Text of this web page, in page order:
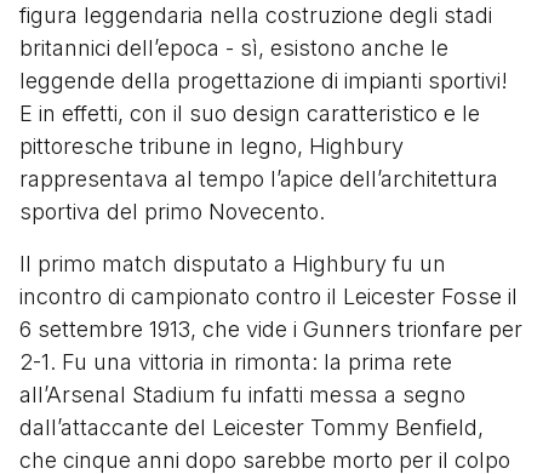
figura leggendaria nella costruzione degli stadi
britannici dell’epoca - sì, esistono anche le
leggende della progettazione di impianti sportivi!
E in effetti, con il suo design caratteristico e le
pittoresche tribune in legno, Highbury
rappresentava al tempo l’apice dell’architettura
sportiva del primo Novecento.
Il primo match disputato a Highbury fu un
incontro di campionato contro il Leicester Fosse il
6 settembre 1913, che vide i Gunners trionfare per
2-1. Fu una vittoria in rimonta: la prima rete
all’Arsenal Stadium fu infatti messa a segno
dall’attaccante del Leicester Tommy Benfield,
che cinque anni dopo sarebbe morto per il colpo